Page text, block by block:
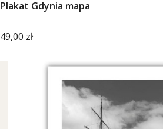
Plakat Gdynia mapa
Cena
49,00 zł